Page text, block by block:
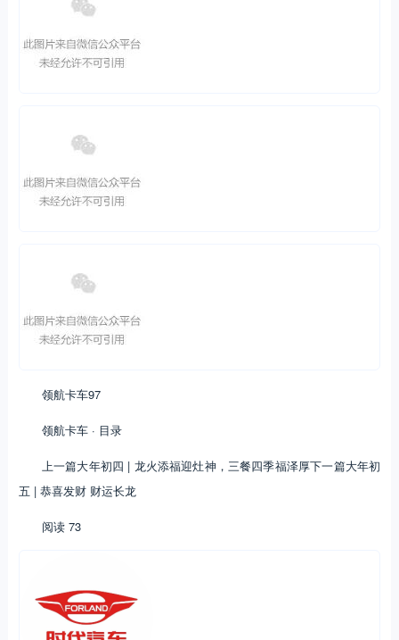
领航卡车97
领航卡车 · 目录
上一篇大年初四 | 龙火添福迎灶神，三餐四季福泽厚下一篇大年初
五 | 恭喜发财 财运长龙
阅读 73